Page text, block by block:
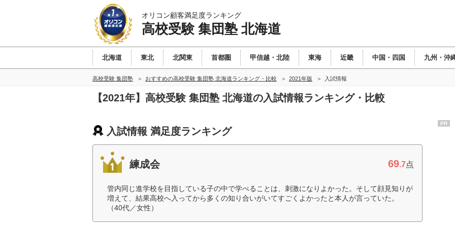
オリコン顧客満足度ランキング
高校受験 集団塾 北海道
北海道 東北 北関東 首都圏 甲信越・北陸 東海 近畿 中国・四国 九州・沖
高校受験 集団塾 おすすめの高校受験 集団塾 北海道ランキング・比較 2021年版 入試情報
【2021年】高校受験 集団塾 北海道の入試情報ランキング・比較
入試情報 満足度ランキング
練成会 69.7点
管内同じ進学校を目指している子の中で学べることは、刺激になりよかった。そして顔見知りが
増えて、結果高校へ入ってから多くの知り合いがいてすごくよかったと本人が言っていた。
（40代／女性）
PR